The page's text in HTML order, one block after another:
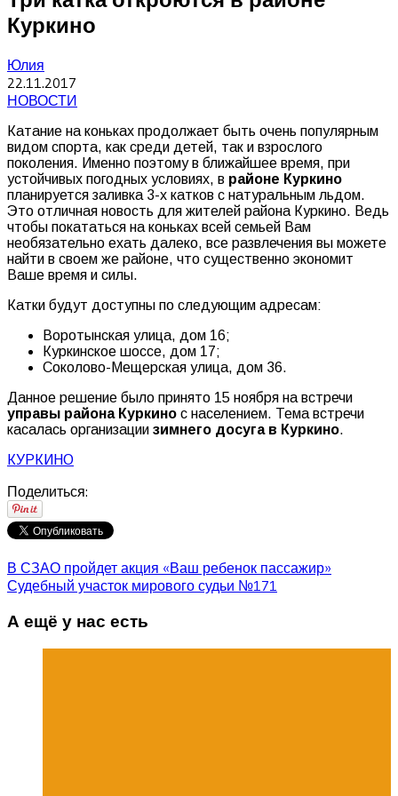
Куркино
Юлия
22.11.2017
НОВОСТИ
Катание на коньках продолжает быть очень популярным
видом спорта, как среди детей, так и взрослого
поколения. Именно поэтому в ближайшее время, при
устойчивых погодных условиях, в районе Куркино
планируется заливка 3-х катков с натуральным льдом.
Это отличная новость для жителей района Куркино. Ведь
чтобы покататься на коньках всей семьей Вам
необязательно ехать далеко, все развлечения вы можете
найти в своем же районе, что существенно экономит
Ваше время и силы.
Катки будут доступны по следующим адресам:
Воротынская улица, дом 16;
Куркинское шоссе, дом 17;
Соколово-Мещерская улица, дом 36.
Данное решение было принято 15 ноября на встречи
управы района Куркино с населением. Тема встречи
касалась организации зимнего досуга в Куркино.
КУРКИНО
Поделиться:
В СЗАО пройдет акция «Ваш ребенок пассажир»
Судебный участок мирового судьи №171
А ещё у нас есть